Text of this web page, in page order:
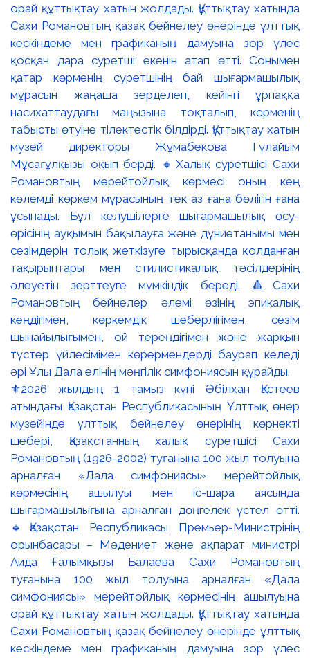
⚜️2026 жылдың 1 тамыз күні Әбілхан Қастеев
атындағы Қазақстан Республикасының Ұлттық өнер
музейінде ұлттық бейнелеу өнерінің көрнекті
шебері, Қазақстанның халық суретшісі Сахи
Романовтың (1926-2002) туғанына 100 жыл толуына
арналған «Дала симфониясы» мерейтойлық
көрмесінің ашылуы мен іс-шара аясында
шығармашылығына арналған дөңгелек үстел өтті.
🔹Қазақстан Республикасы Премьер-Министрінің
орынбасары – Мәдениет және ақпарат министрі
Аида Ғалымқызы Балаева Сахи Романовтың
туғанына 100 жыл толуына арналған «Дала
симфониясы» мерейтойлық көрмесінің ашылуына
орай құттықтау хатын жолдады. Құттықтау хатында
Сахи Романовтың қазақ бейнелеу өнерінде ұлттық
кескіндеме мен графиканың дамуына зор үлес